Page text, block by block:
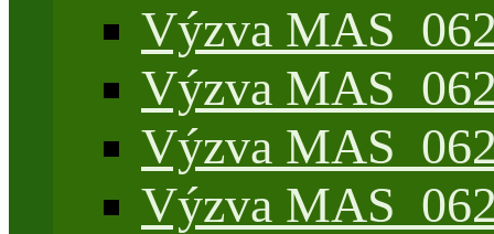
Výzva
Výzva
Výzva
Výzva